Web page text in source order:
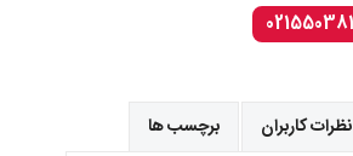
نظرات کاربران برچسب ها